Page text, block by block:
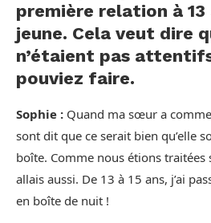
première relation à 13
jeune. Cela veut dire
n’étaient pas
pouviez faire.
Sophie : Quand ma sœur a
sont dit que ce serait bien qu’elle
boîte. Comme nous étions traitées
allais aussi. De 13 à 15 ans, j’ai
en boîte de nuit !